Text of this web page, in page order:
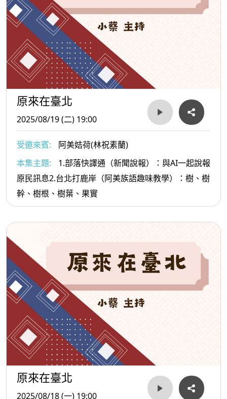
原來在臺北
2025/08/19 (二) 19:00
受邀來賓:
阿美姞荷(林祝素蘭)
本集主題:
1.部落快譯通（新聞說報）：與AI一起說報
原民訊息2.台北打鹿岸（阿美族語趣味教學）：樹、樹
幹、樹根、樹葉、果實
原來在臺北
2025/08/18 (一) 19:00